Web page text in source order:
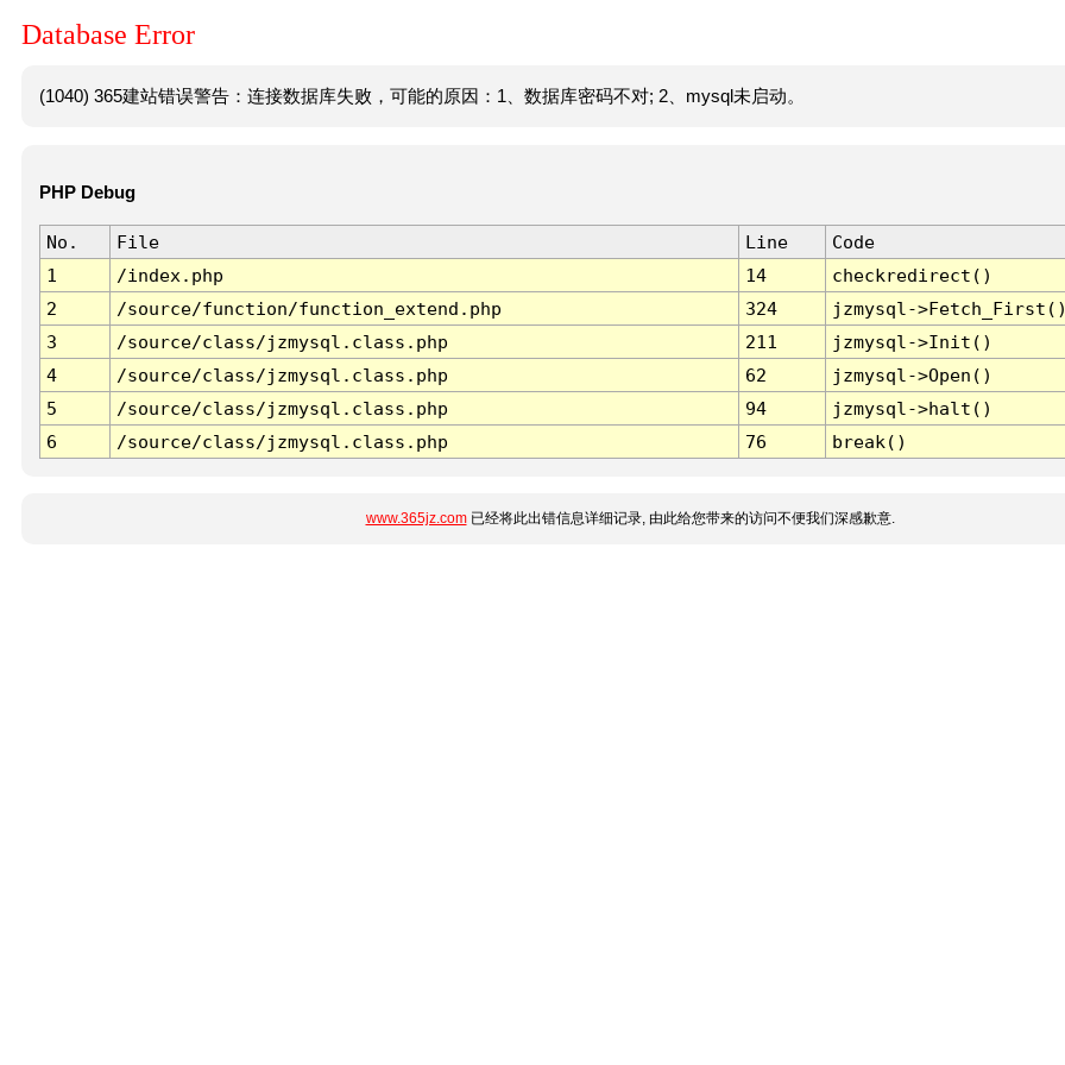
Database Error
(1040) 365建站错误警告：连接数据库失败，可能的原因：1、数据库密码不对; 2、mysql未启动。
PHP Debug
No. File Line
Code
1
/index.php 14
checkredirect()
2
/source/function/function_extend.php 324
jzmysql-
3
/source/class/jzmysql.class.php 211
jzmysql->Init()
4
/source/class/jzmysql.class.php 62
jzmysql->Open()
5
/source/class/jzmysql.class.php 94
jzmysql->halt()
6
/source/class/jzmysql.class.php 76 break()
www.365jz.com已经将此出错信息详细记录, 由此给您带来的访问不便我们深感歉意.